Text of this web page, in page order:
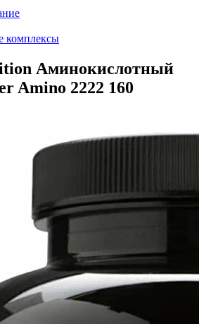
комплексы
Аминокислотный
Amino 2222 160